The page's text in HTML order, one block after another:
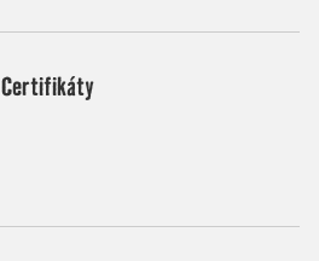
Certifikáty